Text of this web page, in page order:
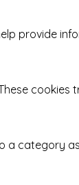
provide
a category